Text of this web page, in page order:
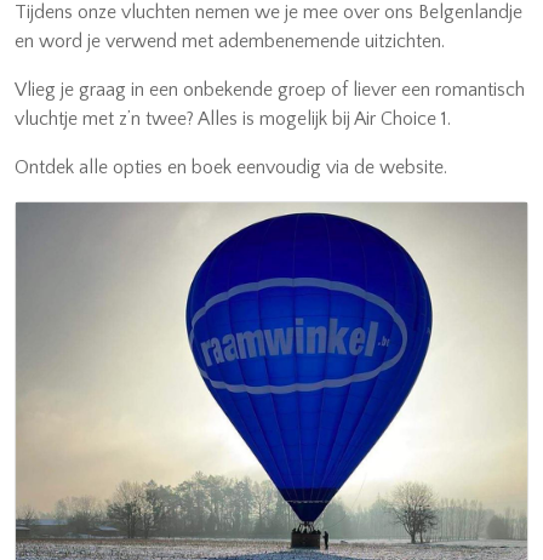
Tijdens onze vluchten nemen we je mee over ons Belgenlandje
en word je verwend met adembenemende uitzichten.
Vlieg je graag in een onbekende groep of liever een romantisch
vluchtje met z’n twee? Alles is mogelijk bij Air Choice 1.
Ontdek alle opties en boek eenvoudig via de website.